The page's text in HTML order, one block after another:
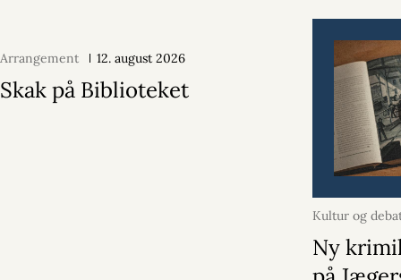
Arrangement 12. august 2026
Skak på Biblioteket
Kultur og
2026
Ny